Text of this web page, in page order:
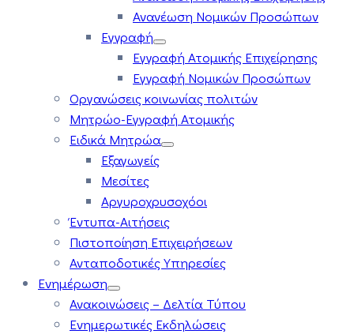
Ανανέωση Νομικών Προσώπων
Εγγραφή
Εγγραφή Ατομικής Επιχείρησης
Εγγραφή Νομικών Προσώπων
Οργανώσεις κοινωνίας πολιτών
Μητρώο-Εγγραφή Ατομικής
Ειδικά Μητρώα
Εξαγωγείς
Μεσίτες
Αργυροχρυσοχόοι
Έντυπα-Αιτήσεις
Πιστοποίηση Επιχειρήσεων
Ανταποδοτικές Υπηρεσίες
Ενημέρωση
Ανακοινώσεις – Δελτία Τύπου
Ενημερωτικές Εκδηλώσεις